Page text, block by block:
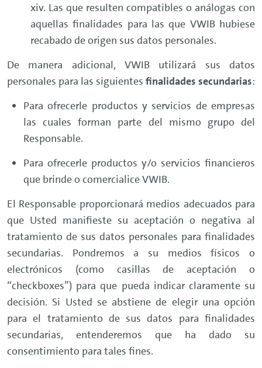
xiv. Las que resulten compatibles o análogas con
aquellas finalidades para las que VWIB hubiese
recabado de origen sus datos personales.
De manera adicional, VWIB utilizará sus datos
personales para las siguientes finalidades secundarias:
Para ofrecerle productos y servicios de empresas
las cuales forman parte del mismo grupo del
Responsable.
Para ofrecerle productos y/o servicios financieros
que brinde o comercialice VWIB.
El Responsable proporcionará medios adecuados para
que Usted manifieste su aceptación o negativa al
tratamiento de sus datos personales para finalidades
secundarias. Pondremos a su medios físicos o
electrónicos (como casillas de aceptación o
“checkboxes”) para que pueda indicar claramente su
decisión. Si Usted se abstiene de elegir una opción
para el tratamiento de sus datos para finalidades
secundarias, entenderemos que ha dado su
consentimiento para tales fines.